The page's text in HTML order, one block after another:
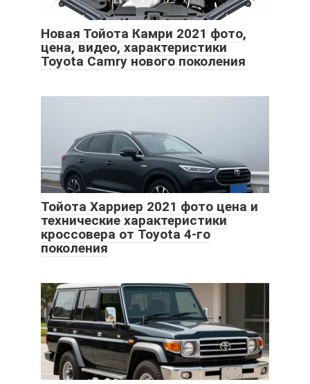
Новая Тойота Камри 2021 фото,
цена, видео, характеристики
Toyota Camry нового поколения
Тойота Харриер 2021 фото цена и
технические характеристики
кроссовера от Toyota 4-го
поколения